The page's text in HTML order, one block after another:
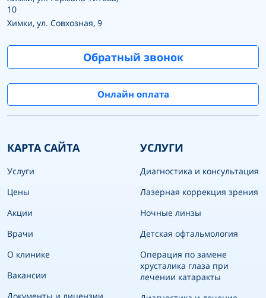
КАРТА САЙТА
Услуги
Цены
Акции
Врачи
О клинике
Вакансии
УСЛУГИ
Диагностика и консультация
Лазерная коррекция зрения
Ночные линзы
Детская офтальмология
Операция по замене
хрусталика глаза при
лечении катаракты
10
Химки, ул. Совхозная, 9
Обратный звонок
Онлайн оплата